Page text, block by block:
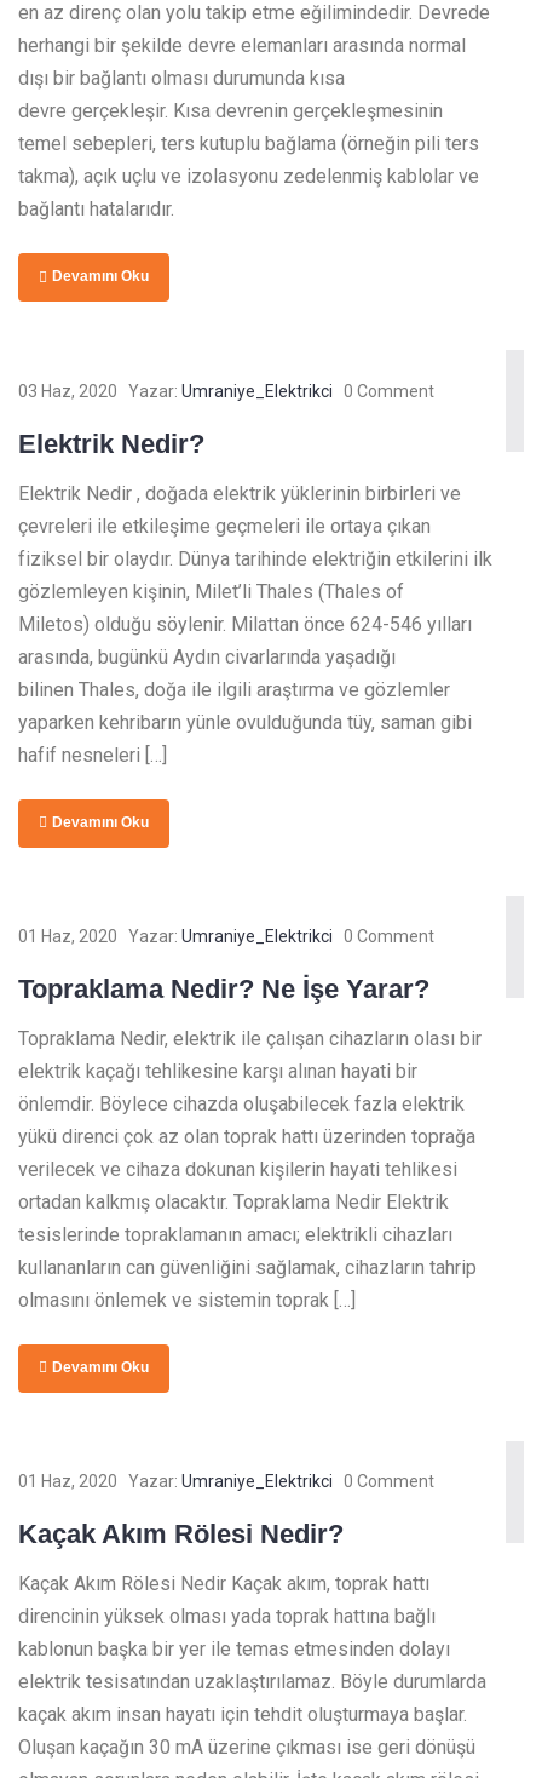
en az direnç olan yolu takip etme eğilimindedir. Devrede
herhangi bir şekilde devre elemanları arasında normal
dışı bir bağlantı olması durumunda kısa
devre gerçekleşir. Kısa devrenin gerçekleşmesinin
temel sebepleri, ters kutuplu bağlama (örneğin pili ters
takma), açık uçlu ve izolasyonu zedelenmiş kablolar ve
bağlantı hatalarıdır.
Devamını Oku
03 Haz, 2020 Yazar: Umraniye_Elektrikci 0 Comment
Elektrik Nedir?
Elektrik Nedir , doğada elektrik yüklerinin birbirleri ve
çevreleri ile etkileşime geçmeleri ile ortaya çıkan
fiziksel bir olaydır. Dünya tarihinde elektriğin etkilerini ilk
gözlemleyen kişinin, Milet’li Thales (Thales of
Miletos) olduğu söylenir. Milattan önce 624-546 yılları
arasında, bugünkü Aydın civarlarında yaşadığı
bilinen Thales, doğa ile ilgili araştırma ve gözlemler
yaparken kehribarın yünle ovulduğunda tüy, saman gibi
hafif nesneleri […]
Devamını Oku
01 Haz, 2020 Yazar: Umraniye_Elektrikci 0 Comment
Topraklama Nedir? Ne İşe Yarar?
Topraklama Nedir, elektrik ile çalışan cihazların olası bir
elektrik kaçağı tehlikesine karşı alınan hayati bir
önlemdir. Böylece cihazda oluşabilecek fazla elektrik
yükü direnci çok az olan toprak hattı üzerinden toprağa
verilecek ve cihaza dokunan kişilerin hayati tehlikesi
ortadan kalkmış olacaktır. Topraklama Nedir Elektrik
tesislerinde topraklamanın amacı; elektrikli cihazları
kullananların can güvenliğini sağlamak, cihazların tahrip
olmasını önlemek ve sistemin toprak […]
Devamını Oku
01 Haz, 2020 Yazar: Umraniye_Elektrikci 0 Comment
Kaçak Akım Rölesi Nedir?
Kaçak Akım Rölesi Nedir Kaçak akım, toprak hattı
direncinin yüksek olması yada toprak hattına bağlı
kablonun başka bir yer ile temas etmesinden dolayı
elektrik tesisatından uzaklaştırılamaz. Böyle durumlarda
kaçak akım insan hayatı için tehdit oluşturmaya başlar.
Oluşan kaçağın 30 mA üzerine çıkması ise geri dönüşü